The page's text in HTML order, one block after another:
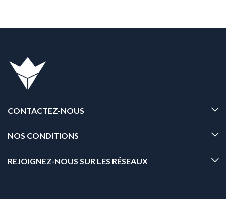
CONTACTEZ-NOUS
NOS CONDITIONS
REJOIGNEZ-NOUS SUR LES RÉSEAUX